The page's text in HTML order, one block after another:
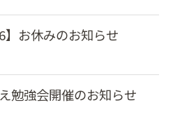
お休みのお知らせ
勉強会開催のお知らせ